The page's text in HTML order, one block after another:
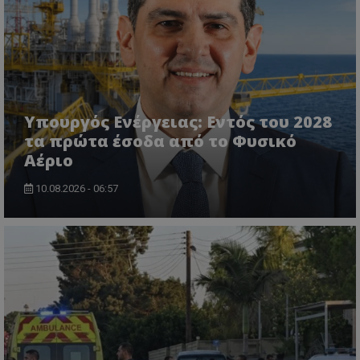
Υπουργός Ενέργειας: Εντός του 2028
τα πρώτα έσοδα από το Φυσικό
Αέριο
10.08.2026 - 06:57
VISITOR_PRIVACY_METADATA
YouTube
.youtube.com